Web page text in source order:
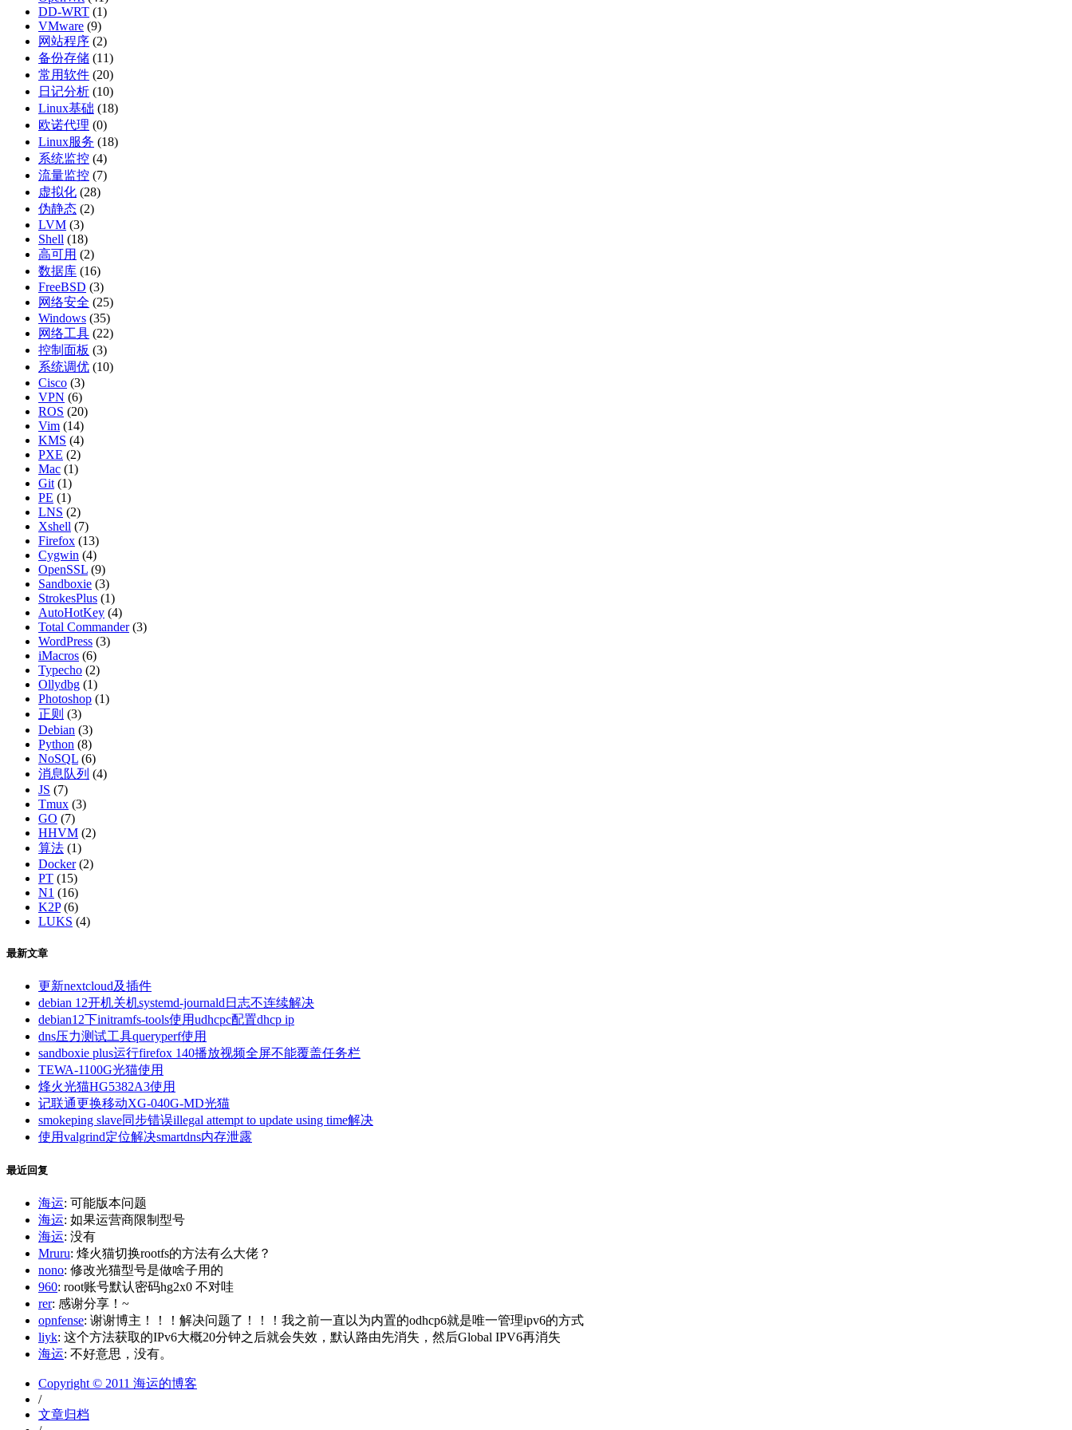
DD-WRT (1)
VMware (9)
网站程序 (2)
备份存储 (11)
常用软件 (20)
日记分析 (10)
Linux基础 (18)
欧诺代理 (0)
Linux服务 (18)
系统监控 (4)
流量监控 (7)
虚拟化 (28)
伪静态 (2)
LVM (3)
Shell (18)
高可用 (2)
数据库 (16)
FreeBSD (3)
网络安全 (25)
Windows (35)
网络工具 (22)
控制面板 (3)
系统调优 (10)
Cisco (3)
VPN (6)
ROS (20)
Vim (14)
KMS (4)
PXE (2)
Mac (1)
Git (1)
PE (1)
LNS (2)
Xshell (7)
Firefox (13)
Cygwin (4)
OpenSSL (9)
Sandboxie (3)
StrokesPlus (1)
AutoHotKey (4)
Total Commander(3)
WordPress (3)
iMacros (6)
Typecho (2)
Ollydbg (1)
Photoshop (1)
正则 (3)
Debian (3)
Python (8)
NoSQL (6)
消息队列 (4)
JS (7)
Tmux (3)
GO (7)
HHVM (2)
算法 (1)
Docker(2)
PT (15)
N1 (16)
K2P(6)
LUKS (4)
最新文章
更新nextcloud及插件
debian 12开机关机systemd-journald日志不连续解决
debian12下initramfs-tools使用udhcpc配置dhcp ip
dns压力测试工具queryperf使用
sandboxie plus运行firefox 140播放视频全屏不能覆盖任务栏
TEWA-1100G光猫使用
烽火光猫HG5382A3使用
记联通更换移动XG-040G-MD光猫
smokeping slave同步错误illegal attempt to update using time解决
使用valgrind定位解决smartdns内存泄露
最近回复
海运: 可能版本问题
海运: 如果运营商限制型号
海运: 没有
Mruru: 烽火猫切换rootfs的方法有么大佬？
nono: 修改光猫型号是做啥子用的
960: root账号默认密码hg2x0 不对哇
rer: 感谢分享！~
opnfense: 谢谢博主！！！解决问题了！！！我之前一直以为内置的odhcp6就是唯一管理ipv6的方式
liyk: 这个方法获取的IPv6大概20分钟之后就会失效，默认路由先消失，然后Global IPV6再消失
海运: 不好意思，没有。
Copyright © 2011 海运的博客
/
文章归档